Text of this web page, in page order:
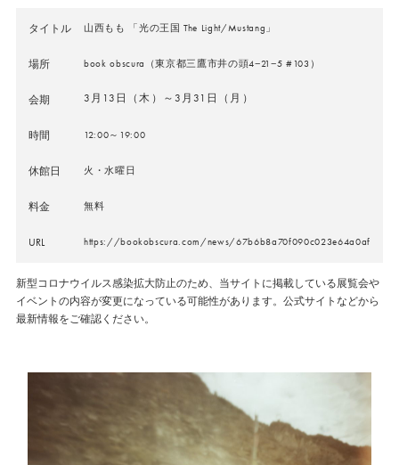
タイトル 山西もも 「光の王国 The Light/Mustang」
場所 book obscura（東京都三鷹市井の頭4−21−5 #103）
会期 3月13日（木）～3月31日（月）
時間 12:00～19:00
休館日 火・水曜日
料金 無料
URL https://bookobscura.com/news/67b6b8a70f090c023e64a0af
新型コロナウイルス感染拡大防止のため、当サイトに掲載している展覧会や
イベントの内容が変更になっている可能性があります。公式サイトなどから
最新情報をご確認ください。